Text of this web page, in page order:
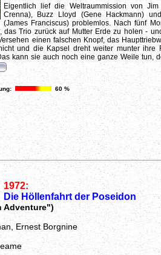
Eigentlich lief die Weltraummission von Jim
Crenna), Buzz Lloyd (Gene Hackmann)
(James Franciscus) problemlos. Nach fünf
das Trio zurück auf Mutter Erde zu holen -
einen falschen Knopf, das
und die Kapsel dreht weiter munter ihre
kann sie auch noch eine ganze Weile tun,
60 %
1972:
Die Höllenfahrt der Poseidon
Adventure")
Ernest Borgnine